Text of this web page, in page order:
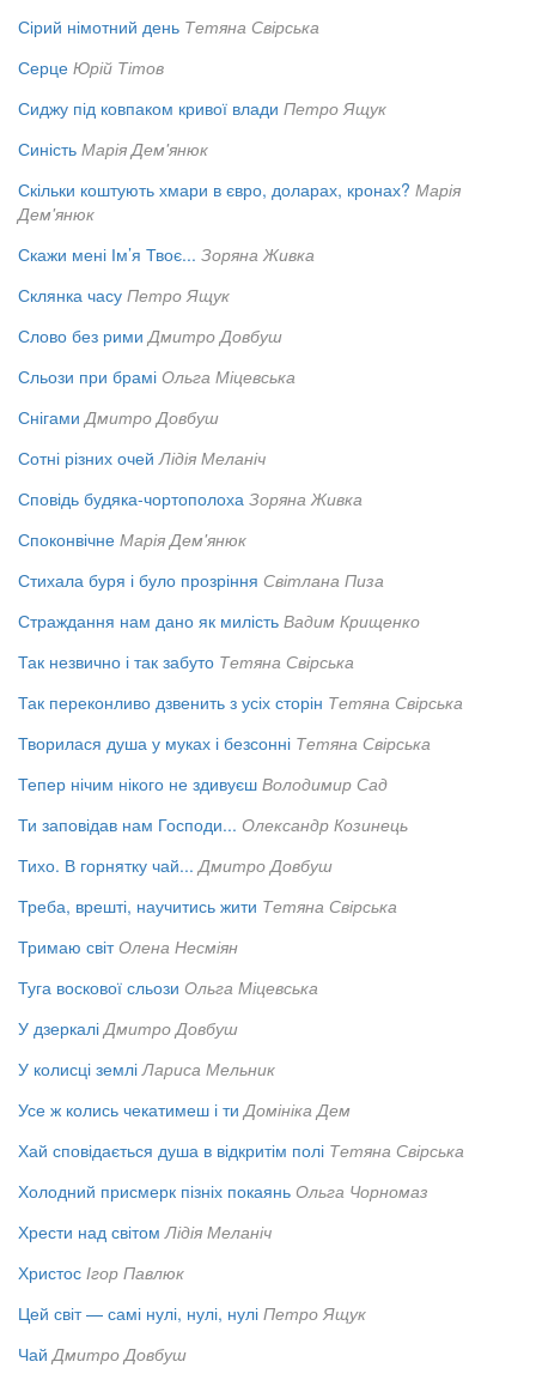
Сірий німотний день Тетяна Свірська
Серце Юрій Тітов
Сиджу під ковпаком кривої влади Петро Ящук
Синість Марія Дем'янюк
Скільки коштують хмари в євро, доларах, кронах? Марія
Дем'янюк
Скажи мені Ім’я Твоє... Зоряна Живка
Склянка часу Петро Ящук
Слово без рими Дмитро Довбуш
Сльози при брамі Ольга Міцевська
Снігами Дмитро Довбуш
Сотні різних очей Лідія Меланіч
Сповідь будяка-чортополоха Зоряна Живка
Споконвічне Марія Дем'янюк
Стихала буря і було прозріння Світлана Пиза
Страждання нам дано як милість Вадим Крищенко
Так незвично і так забуто Тетяна Свірська
Так переконливо дзвенить з усіх сторін Тетяна Свірська
Творилася душа у муках і безсонні Тетяна Свірська
Тепер нічим нікого не здивуєш Володимир Сад
Ти заповідав нам Господи... Олександр Козинець
Тихо. В горнятку чай... Дмитро Довбуш
Треба, врешті, научитись жити Тетяна Свірська
Тримаю світ Олена Несміян
Туга воскової сльози Ольга Міцевська
У дзеркалі Дмитро Довбуш
У колисці землі Лариса Мельник
Усе ж колись чекатимеш і ти Домініка Дем
Хай сповідається душа в відкритім полі Тетяна Свірська
Холодний присмерк пізніх покаянь Ольга Чорномаз
Хрести над світом Лідія Меланіч
Христос Ігор Павлюк
Цей світ — самі нулі, нулі, нулі Петро Ящук
Чай Дмитро Довбуш